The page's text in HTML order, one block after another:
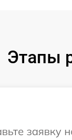
Этапы
заявку